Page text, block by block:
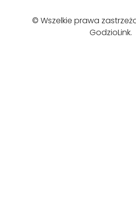
© Wszelkie prawa
GodzioLink.